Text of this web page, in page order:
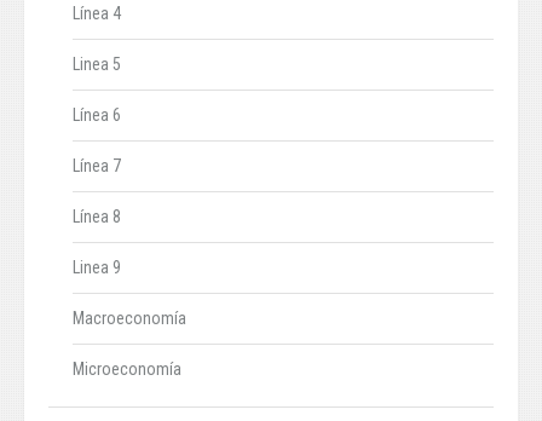
Línea 4
Linea 5
Línea 6
Línea 7
Línea 8
Linea 9
Macroeconomía
Microeconomía